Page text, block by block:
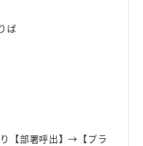
ば
【部署呼出】→【プラ